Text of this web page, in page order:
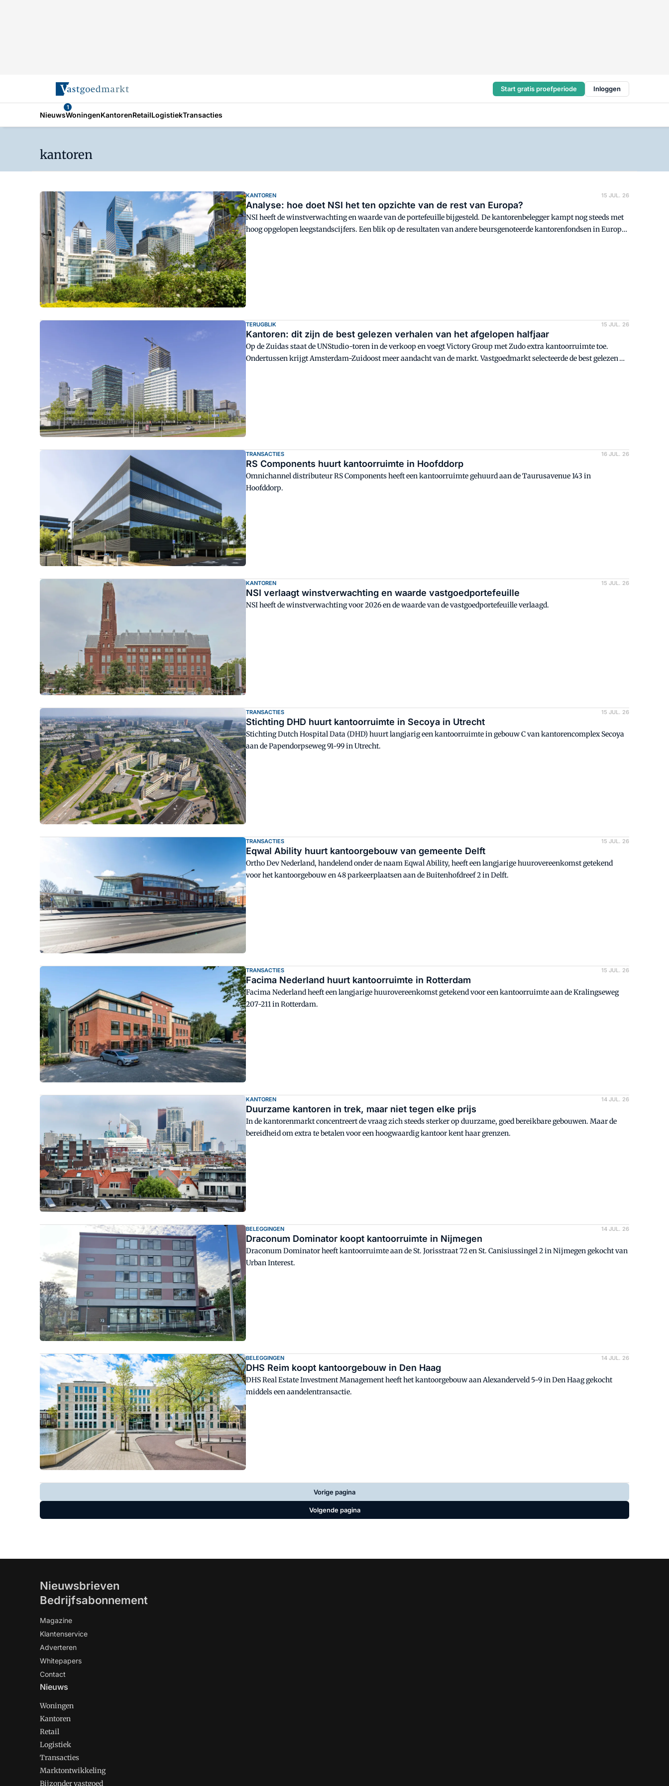
Start gratis proefperiode Inloggen
Nieuws
1
WoningenKantorenRetailLogistiekTransacties
kantoren
KANTOREN 15 JUL. 26
Analyse: hoe doet NSI het ten opzichte van de rest van Europa?
NSI heeft de winstverwachting en waarde van de portefeuille bijgesteld. De kantorenbelegger kampt nog steeds met
hoog opgelopen leegstandscijfers. Een blik op de resultaten van andere beursgenoteerde kantorenfondsen in Europa
TERUGBLIK 15 JUL. 26
Kantoren: dit zijn de best gelezen verhalen van het afgelopen halfjaar
Op de Zuidas staat de UNStudio-toren in de verkoop en voegt Victory Group met Zudo extra kantoorruimte toe.
Ondertussen krijgt Amsterdam-Zuidoost meer aandacht van de markt. Vastgoedmarkt selecteerde de best gelezen
TRANSACTIES 16 JUL. 26
RS Components huurt kantoorruimte in Hoofddorp
Omnichannel distributeur RS Components heeft een kantoorruimte gehuurd aan de Taurusavenue 143 in
Hoofddorp.
KANTOREN 15 JUL. 26
NSI verlaagt winstverwachting en waarde vastgoedportefeuille
NSI heeft de winstverwachting voor 2026 en de waarde van de vastgoedportefeuille verlaagd.
TRANSACTIES 15 JUL. 26
Stichting DHD huurt kantoorruimte in Secoya in Utrecht
Stichting Dutch Hospital Data (DHD) huurt langjarig een kantoorruimte in gebouw C van kantorencomplex Secoya
aan de Papendorpseweg 91-99 in Utrecht.
TRANSACTIES 15 JUL. 26
Eqwal Ability huurt kantoorgebouw van gemeente Delft
Ortho Dev Nederland, handelend onder de naam Eqwal Ability, heeft een langjarige huurovereenkomst getekend
voor het kantoorgebouw en 48 parkeerplaatsen aan de Buitenhofdreef 2 in Delft.
TRANSACTIES 15 JUL. 26
Facima Nederland huurt kantoorruimte in Rotterdam
Facima Nederland heeft een langjarige huurovereenkomst getekend voor een kantoorruimte aan de Kralingseweg
207-211 in Rotterdam.
KANTOREN 14 JUL. 26
Duurzame kantoren in trek, maar niet tegen elke prijs
In de kantorenmarkt concentreert de vraag zich steeds sterker op duurzame, goed bereikbare gebouwen. Maar de
bereidheid om extra te betalen voor een hoogwaardig kantoor kent haar grenzen.
BELEGGINGEN 14 JUL. 26
Draconum Dominator koopt kantoorruimte in Nijmegen
Draconum Dominator heeft kantoorruimte aan de St. Jorisstraat 72 en St. Canisiussingel 2 in Nijmegen gekocht van
Urban Interest.
BELEGGINGEN 14 JUL. 26
DHS Reim koopt kantoorgebouw in Den Haag
DHS Real Estate Investment Management heeft het kantoorgebouw aan Alexanderveld 5-9 in Den Haag gekocht
middels een aandelentransactie.
Vorige pagina
Volgende pagina
Nieuwsbrieven
Bedrijfsabonnement
Magazine
Klantenservice
Adverteren
Whitepapers
Contact
Nieuws
Woningen
Kantoren
Retail
Logistiek
Transacties
Marktontwikkeling
Bijzonder vastgoed